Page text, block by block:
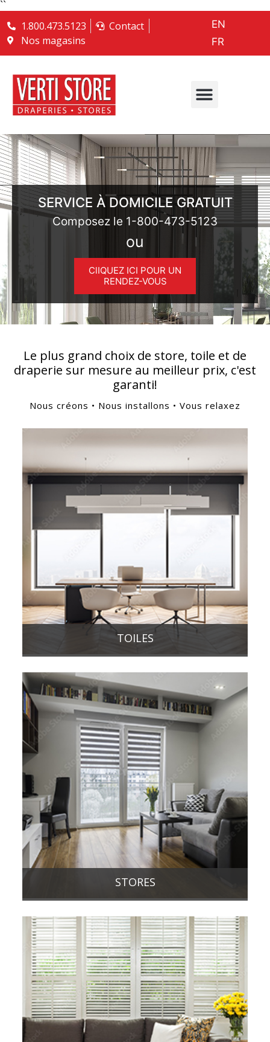
``
1.800.473.5123
Contact
Nos magasins
EN
FR
SERVICE À DOMICILE GRATUIT
Composez le 1-800-473-5123
ou
ClIQUEZ ICI POUR UN
RENDEZ-VOUS
Le plus grand choix de store, toile et de
draperie sur mesure au meilleur prix, c'est
garanti!
Nous créons • Nous installons • Vous relaxez
TOILES
STORES